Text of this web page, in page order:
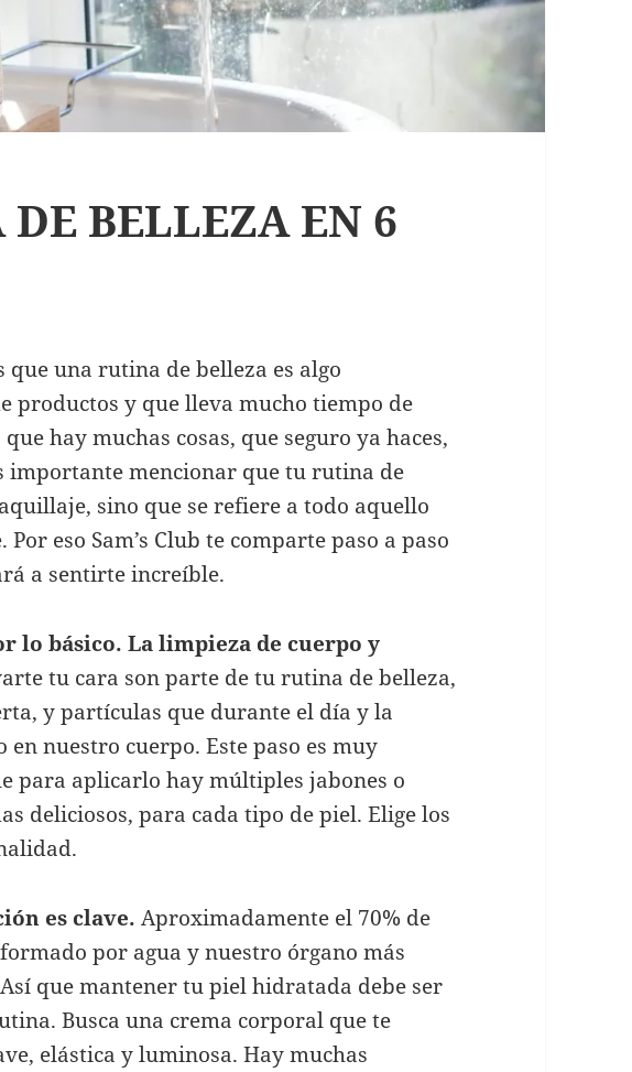
BELLEZA EN 6
que una rutina de belleza es algo
productos y que lleva mucho tiempo de
hay muchas cosas, que seguro ya haces,
importante mencionar que tu rutina de
sino que se refiere a todo aquello
eso Sam’s Club te comparte paso a paso
a sentirte increíble.
lo básico. La limpieza de cuerpo y
tu cara son parte de tu rutina de belleza,
y partículas que durante el día y la
en nuestro cuerpo. Este paso es muy
para aplicarlo hay múltiples jabones o
deliciosos, para cada tipo de piel. Elige los
es clave. Aproximadamente el 70% de
por agua y nuestro órgano más
que mantener tu piel hidratada debe ser
Busca una crema corporal que te
elástica y luminosa. Hay muchas